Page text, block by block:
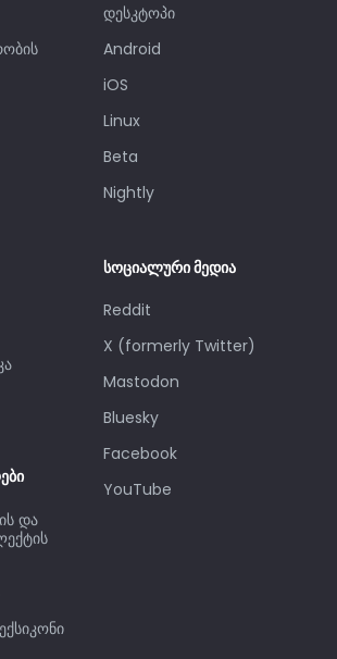
და
დესკტოპი
Android
iOS
Linux
Beta
Nightly
სოციალური მედია
Reddit
X (formerly Twitter)
Mastodon
Bluesky
Facebook
YouTube